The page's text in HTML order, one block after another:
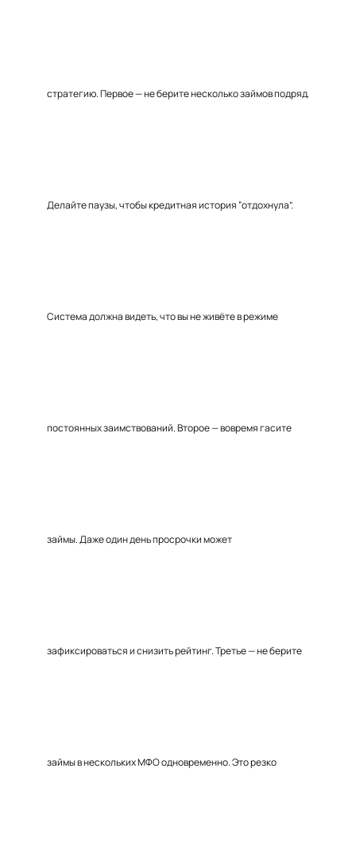
стратегию. Первое — не берите несколько займов подряд.
Делайте паузы, чтобы кредитная история “отдохнула”.
Система должна видеть, что вы не живёте в режиме
постоянных заимствований. Второе — вовремя гасите
займы. Даже один день просрочки может
зафиксироваться и снизить рейтинг. Третье — не берите
займы в нескольких МФО одновременно. Это резко